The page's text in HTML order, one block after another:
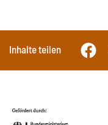
Inhalte teilen